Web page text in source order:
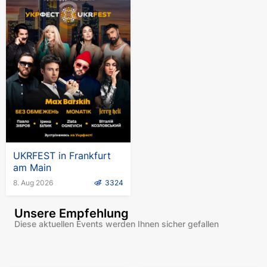
UKRFEST in Frankfurt
am Main
8. Aug 2026 3324
Unsere Empfehlung
Diese aktuellen Events werden Ihnen sicher gefallen